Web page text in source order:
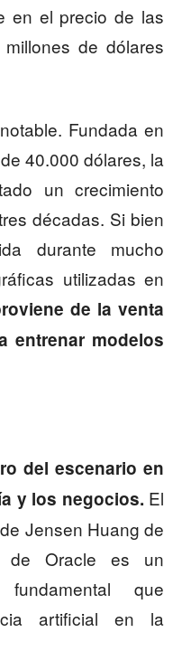
en el precio de las
de dólares
Fundada en
40.000 dólares, la
un crecimiento
décadas. Si bien
durante mucho
utilizadas en
de la venta
entrenar modelos
del escenario en
y los negocios. El
Jensen Huang de
de Oracle es un
que
artificial en la